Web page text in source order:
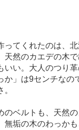
ってくれたのは、
然のカエデの木で
いい。大人のつり
か」は9センチなの
のベルトも、天然
無垢の木のわっか